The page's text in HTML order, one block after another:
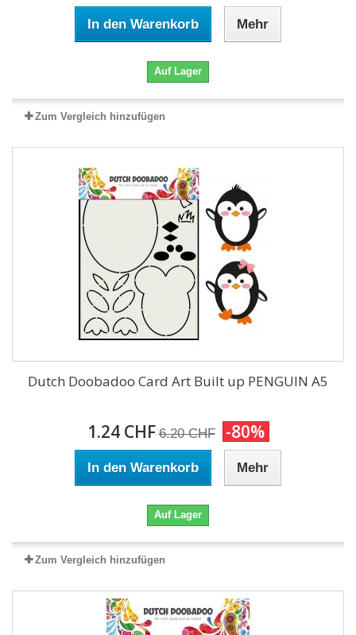
In den Warenkorb Mehr
Auf Lager
Zum Vergleich hinzufügen
Dutch Doobadoo Card Art Built up PENGUIN A5
1.24 CHF 6.20 CHF -80%
In den Warenkorb Mehr
Auf Lager
Zum Vergleich hinzufügen